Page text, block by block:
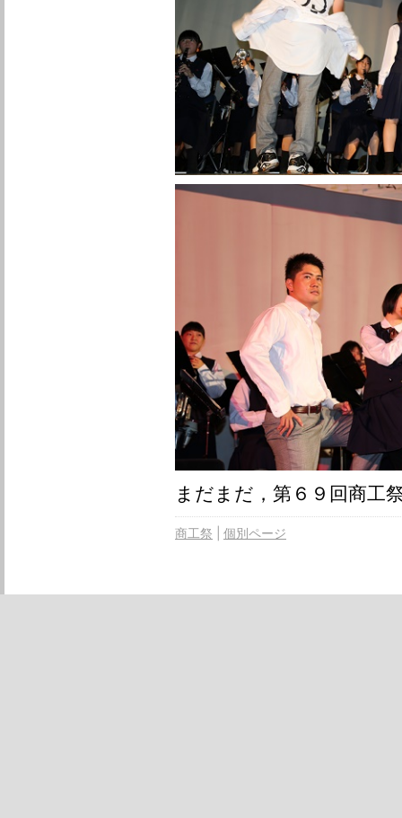
まだまだ，第６９回商工
商工祭 個別ページ